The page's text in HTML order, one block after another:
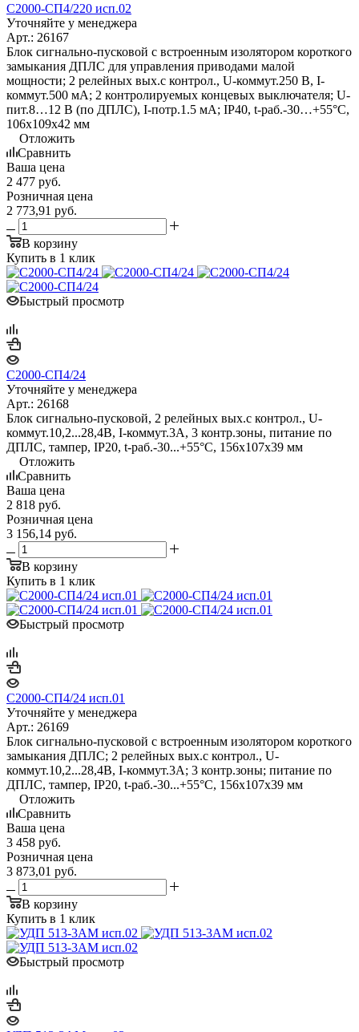
С2000-СП4/220 исп.02
Уточняйте у менеджера
Арт.: 26167
Блок сигнально-пусковой с встроенным изолятором короткого
замыкания ДПЛС для управления приводами малой
мощности; 2 релейных вых.с контрол., U-коммут.250 В, I-
коммут.500 мА; 2 контролируемых концевых выключателя; U-
пит.8…12 В (по ДПЛС), I-потр.1.5 мА; IP40, t-раб.-30…+55°C,
106х109х42 мм
Отложить
Сравнить
Ваша цена
2 477 руб.
Розничная цена
2 773,91 руб.
В корзину
Купить в 1 клик
Быстрый просмотр
С2000-СП4/24
Уточняйте у менеджера
Арт.: 26168
Блок сигнально-пусковой, 2 релейных вых.с контрол., U-
коммут.10,2...28,4В, I-коммут.3А, 3 контр.зоны, питание по
ДПЛС, тампер, IP20, t-раб.-30...+55°C, 156х107х39 мм
Отложить
Сравнить
Ваша цена
2 818 руб.
Розничная цена
3 156,14 руб.
В корзину
Купить в 1 клик
Быстрый просмотр
С2000-СП4/24 исп.01
Уточняйте у менеджера
Арт.: 26169
Блок сигнально-пусковой с встроенным изолятором короткого
замыкания ДПЛС; 2 релейных вых.с контрол., U-
коммут.10,2...28,4В, I-коммут.3А; 3 контр.зоны; питание по
ДПЛС, тампер, IP20, t-раб.-30...+55°C, 156х107х39 мм
Отложить
Сравнить
Ваша цена
3 458 руб.
Розничная цена
3 873,01 руб.
В корзину
Купить в 1 клик
Быстрый просмотр